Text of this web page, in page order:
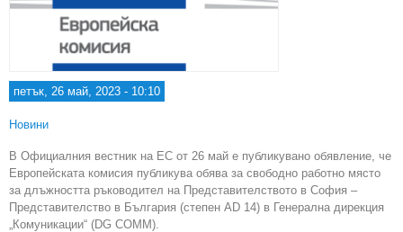
петък, 26 май, 2023 - 10:10
Новини
В Официалния вестник на ЕС от 26 май e публикуванo обявление, че
Европейската комисия публикува обява за свободно работно място
за длъжността ръководител на Представителството в София –
Представителство в България (степен AD 14) в Генерална дирекция
„Комуникации“ (DG COMM).